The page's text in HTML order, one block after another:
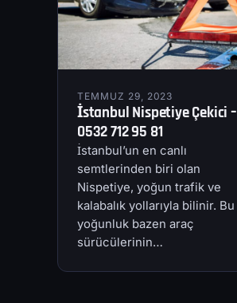
TEMMUZ 29, 2023
İstanbul Nispetiye Çekici –
0532 712 95 81
İstanbul’un en canlı
semtlerinden biri olan
Nispetiye, yoğun trafik ve
kalabalık yollarıyla bilinir. Bu
yoğunluk bazen araç
sürücülerinin…